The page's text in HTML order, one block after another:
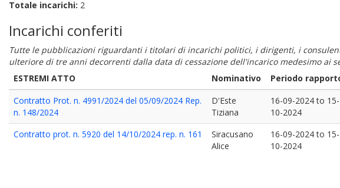
Totale incarichi: 2
Incarichi conferiti
Tutte le pubblicazioni riguardanti i titolari di incarichi politici, i dirigenti, i
ulteriore di tre anni decorrenti dalla data di cessazione dell'incarico medesimo ai
ESTREMI ATTO
Nominativo Periodo
Contratto Prot. n. 4991/2024 del 05/09/2024 Rep.
n. 148/2024
D'Este
Tiziana
16-09-2024to 15-
10-2024
Contratto prot. n. 5920 del 14/10/2024 rep. n. 161
Siracusano
Alice
16-09-2024to 15-
10-2024